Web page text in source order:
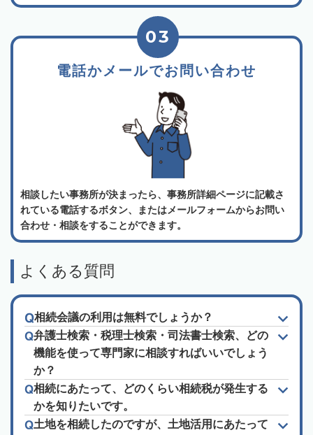
電話かメールでお問い合わせ
03
相談したい事務所が決まったら、事務所詳細ページに記載さ
れている電話するボタン、またはメールフォームからお問い
合わせ・相談をすることができます。
よくある質問
相続会議の利用は無料でしょうか？
弁護士検索・税理士検索・司法書士検索、どの
機能を使って専門家に相談すればいいでしょう
か？
相続にあたって、どのくらい相続税が発生する
かを知りたいです。
土地を相続したのですが、土地活用にあたって